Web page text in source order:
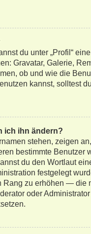
du unter „Profil“
Gravatar, Galerie,
ob und wie die
kannst, solltest
ich ihn ändern?
stehen, zeigen
bestimmte Benutzer
du den Wortlaut
festgelegt
Rang zu erhöhen — die
oder